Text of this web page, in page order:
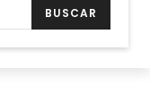
BUSCAR